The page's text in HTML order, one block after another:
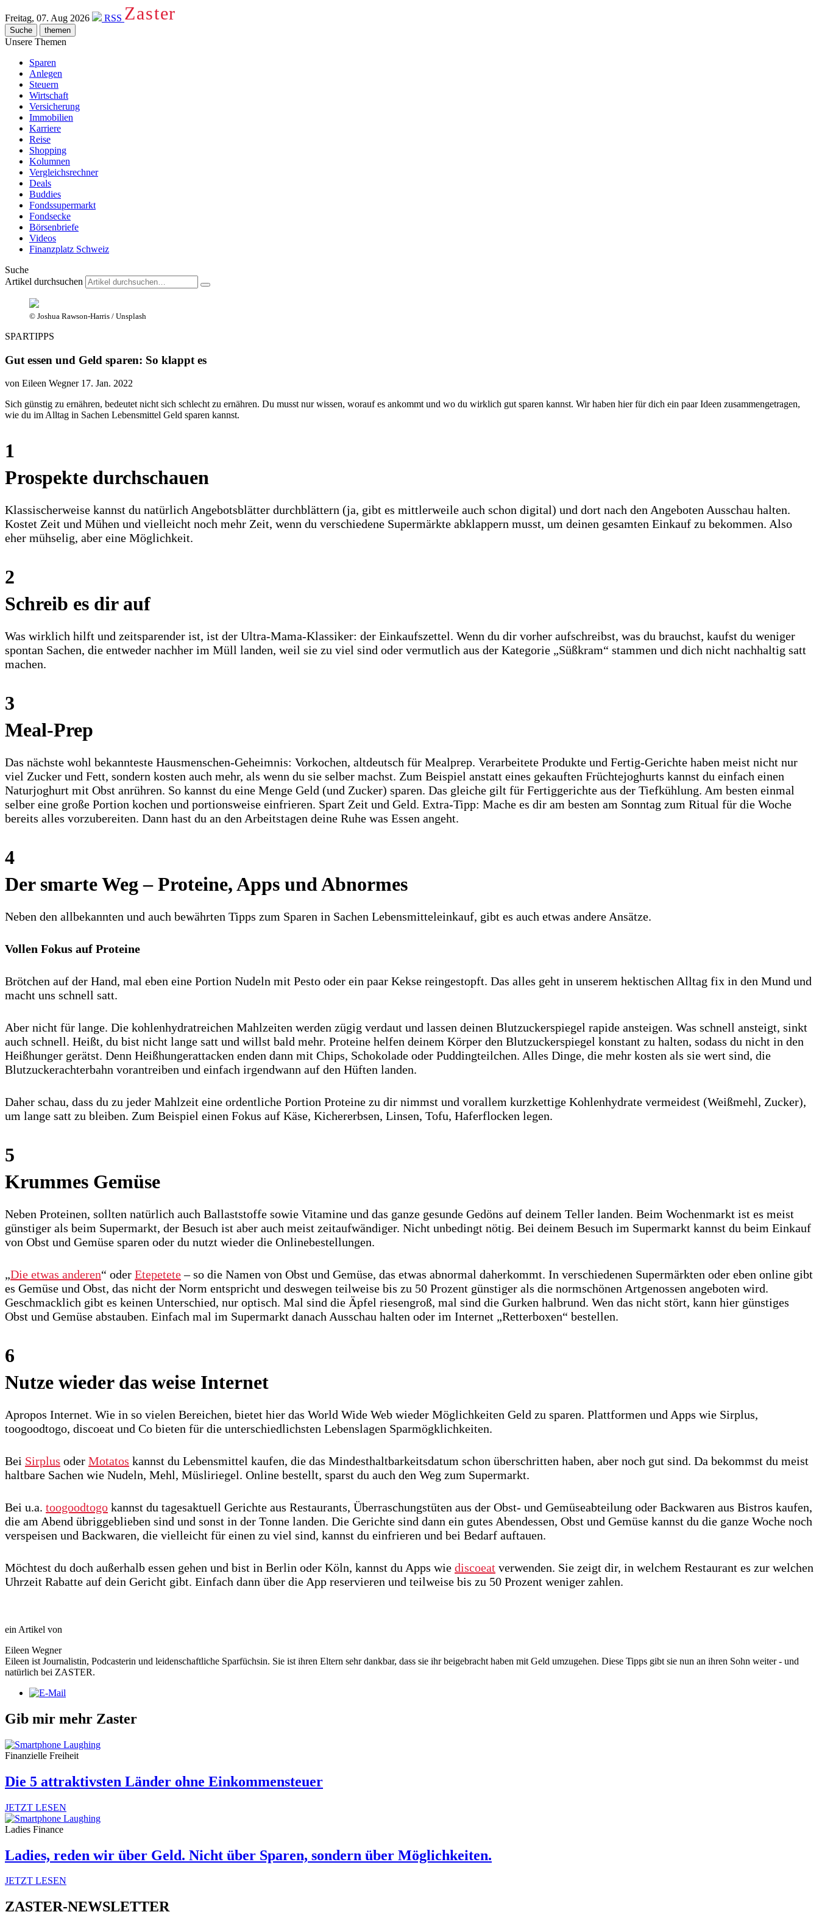
Freitag, 07. Aug 2026 RSS Zaster
Suche themen
Unsere Themen
Sparen
Anlegen
Steuern
Wirtschaft
Versicherung
Immobilien
Karriere
Reise
Shopping
Kolumnen
Vergleichsrechner
Deals
Buddies
Fondssupermarkt
Fondsecke
Börsenbriefe
Videos
Finanzplatz Schweiz
Suche
Artikel durchsuchen
© Joshua Rawson-Harris / Unsplash
SPARTIPPS
Gut essen und Geld sparen: So klappt es
von Eileen Wegner 17. Jan. 2022
Sich günstig zu ernähren, bedeutet nicht sich schlecht zu ernähren. Du musst nur wissen, worauf es ankommt und wo du wirklich gut sparen kannst. Wir haben hier für dich ein paar Ideen zusammengetragen,
wie du im Alltag in Sachen Lebensmittel Geld sparen kannst.
1
Prospekte durchschauen
Klassischerweise kannst du natürlich Angebotsblätter durchblättern (ja, gibt es mittlerweile auch schon digital) und dort nach den Angeboten Ausschau halten.
Kostet Zeit und Mühen und vielleicht noch mehr Zeit, wenn du verschiedene Supermärkte abklappern musst, um deinen gesamten Einkauf zu bekommen. Also
eher mühselig, aber eine Möglichkeit.
2
Schreib es dir auf
Was wirklich hilft und zeitsparender ist, ist der Ultra-Mama-Klassiker: der Einkaufszettel. Wenn du dir vorher aufschreibst, was du brauchst, kaufst du weniger
spontan Sachen, die entweder nachher im Müll landen, weil sie zu viel sind oder vermutlich aus der Kategorie „Süßkram“ stammen und dich nicht nachhaltig satt
machen.
3
Meal-Prep
Das nächste wohl bekannteste Hausmenschen-Geheimnis: Vorkochen, altdeutsch für Mealprep. Verarbeitete Produkte und Fertig-Gerichte haben meist nicht nur
viel Zucker und Fett, sondern kosten auch mehr, als wenn du sie selber machst. Zum Beispiel anstatt eines gekauften Früchtejoghurts kannst du einfach einen
Naturjoghurt mit Obst anrühren. So kannst du eine Menge Geld (und Zucker) sparen. Das gleiche gilt für Fertiggerichte aus der Tiefkühlung. Am besten einmal
selber eine große Portion kochen und portionsweise einfrieren. Spart Zeit und Geld. Extra-Tipp: Mache es dir am besten am Sonntag zum Ritual für die Woche
bereits alles vorzubereiten. Dann hast du an den Arbeitstagen deine Ruhe was Essen angeht.
4
Der smarte Weg – Proteine, Apps und Abnormes
Neben den allbekannten und auch bewährten Tipps zum Sparen in Sachen Lebensmitteleinkauf, gibt es auch etwas andere Ansätze.
Vollen Fokus auf Proteine
Brötchen auf der Hand, mal eben eine Portion Nudeln mit Pesto oder ein paar Kekse reingestopft. Das alles geht in unserem hektischen Alltag fix in den Mund und
macht uns schnell satt.
Aber nicht für lange. Die kohlenhydratreichen Mahlzeiten werden zügig verdaut und lassen deinen Blutzuckerspiegel rapide ansteigen. Was schnell ansteigt, sinkt
auch schnell. Heißt, du bist nicht lange satt und willst bald mehr. Proteine helfen deinem Körper den Blutzuckerspiegel konstant zu halten, sodass du nicht in den
Heißhunger gerätst. Denn Heißhungerattacken enden dann mit Chips, Schokolade oder Puddingteilchen. Alles Dinge, die mehr kosten als sie wert sind, die
Blutzuckerachterbahn vorantreiben und einfach irgendwann auf den Hüften landen.
Daher schau, dass du zu jeder Mahlzeit eine ordentliche Portion Proteine zu dir nimmst und vorallem kurzkettige Kohlenhydrate vermeidest (Weißmehl, Zucker),
um lange satt zu bleiben. Zum Beispiel einen Fokus auf Käse, Kichererbsen, Linsen, Tofu, Haferflocken legen.
5
Krummes Gemüse
Neben Proteinen, sollten natürlich auch Ballaststoffe sowie Vitamine und das ganze gesunde Gedöns auf deinem Teller landen. Beim Wochenmarkt ist es meist
günstiger als beim Supermarkt, der Besuch ist aber auch meist zeitaufwändiger. Nicht unbedingt nötig. Bei deinem Besuch im Supermarkt kannst du beim Einkauf
von Obst und Gemüse sparen oder du nutzt wieder die Onlinebestellungen.
„Die etwas anderen“ oder Etepetete– so die Namen von Obst und Gemüse, das etwas abnormal daherkommt. In verschiedenen Supermärkten oder eben online gibt
es Gemüse und Obst, das nicht der Norm entspricht und deswegen teilweise bis zu 50 Prozent günstiger als die normschönen Artgenossen angeboten wird.
Geschmacklich gibt es keinen Unterschied, nur optisch. Mal sind die Äpfel riesengroß, mal sind die Gurken halbrund. Wen das nicht stört, kann hier günstiges
Obst und Gemüse abstauben. Einfach mal im Supermarkt danach Ausschau halten oder im Internet „Retterboxen“ bestellen.
6
Nutze wieder das weise Internet
Apropos Internet. Wie in so vielen Bereichen, bietet hier das World Wide Web wieder Möglichkeiten Geld zu sparen. Plattformen und Apps wie Sirplus,
toogoodtogo, discoeat und Co bieten für die unterschiedlichsten Lebenslagen Sparmögklichkeiten.
Bei Sirplus oder Motatos kannst du Lebensmittel kaufen, die das Mindesthaltbarkeitsdatum schon überschritten haben, aber noch gut sind. Da bekommst du meist
haltbare Sachen wie Nudeln, Mehl, Müsliriegel. Online bestellt, sparst du auch den Weg zum Supermarkt.
Bei u.a. toogoodtogo kannst du tagesaktuell Gerichte aus Restaurants, Überraschungstüten aus der Obst- und Gemüseabteilung oder Backwaren aus Bistros kaufen,
die am Abend übriggeblieben sind und sonst in der Tonne landen. Die Gerichte sind dann ein gutes Abendessen, Obst und Gemüse kannst du die ganze Woche noch
verspeisen und Backwaren, die vielleicht für einen zu viel sind, kannst du einfrieren und bei Bedarf auftauen.
Möchtest du doch außerhalb essen gehen und bist in Berlin oder Köln, kannst du Apps wie discoeat verwenden. Sie zeigt dir, in welchem Restaurant es zur welchen
Uhrzeit Rabatte auf dein Gericht gibt. Einfach dann über die App reservieren und teilweise bis zu 50 Prozent weniger zahlen.
ein Artikel von
Eileen Wegner
Eileen ist Journalistin, Podcasterin und leidenschaftliche Sparfüchsin. Sie ist ihren Eltern sehr dankbar, dass sie ihr beigebracht haben mit Geld umzugehen. Diese Tipps gibt sie nun an ihren Sohn weiter - und
natürlich bei ZASTER.
Gib mir mehr Zaster
Finanzielle Freiheit
Die 5 attraktivsten Länder ohne Einkommensteuer
JETZT LESEN
Ladies Finance
Ladies, reden wir über Geld. Nicht über Sparen, sondern über Möglichkeiten.
JETZT LESEN
ZASTER-NEWSLETTER